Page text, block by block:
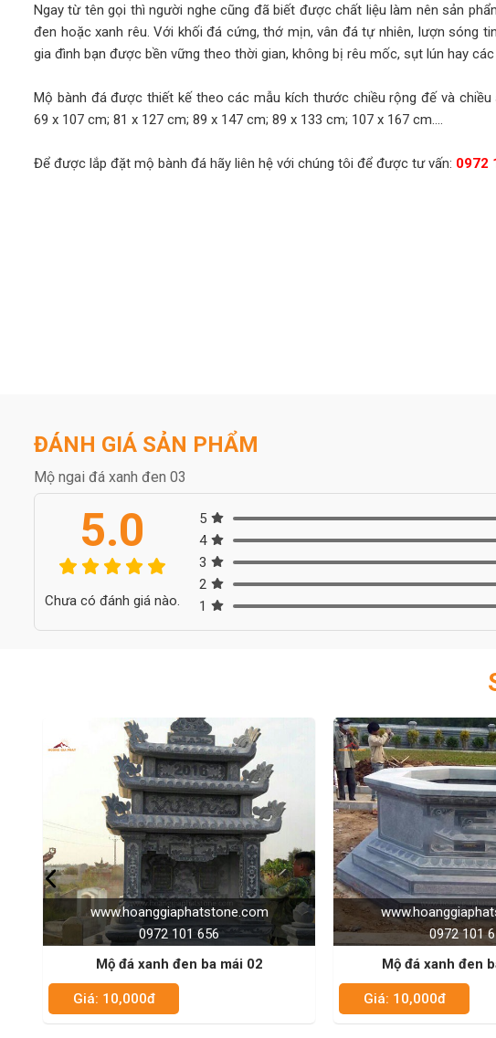
Ngay từ tên gọi thì người nghe cũng đã biết được chất liệu làm nên sản
đen hoặc xanh rêu. Với khối đá cứng, thớ mịn, vân đá tự nhiên, lượn sóng
gia đình bạn được bền vững theo thời gian, không bị rêu mốc, sụt lún hay
Mộ bành đá được thiết kế theo các mẫu kích thước chiều rộng đế và
69 x 107 cm; 81 x 127 cm; 89 x 147 cm; 89 x 133 cm; 107 x 167 cm....
Để được lắp đặt mộ bành đá hãy liên hệ với chúng tôi để được tư vấn: 0972
ĐÁNH GIÁ SẢN PHẨM
Mộ ngai đá xanh đen 03
5.0
Chưa có đánh giá nào.
5
4
3
2
1
www.hoanggiaphatstone.com
0972 101 656
Mộ đá xanh đen bát giác 01
Giá: 10,000đ
Mộ
Giá: